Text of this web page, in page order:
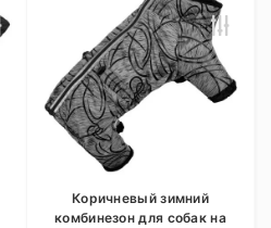
Коричневый зимний
комбинезон для собак на